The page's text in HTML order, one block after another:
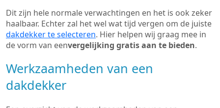
Dit zijn hele normale verwachtingen en het is ook zeker
haalbaar. Echter zal het wel wat tijd vergen om de juiste
dakdekker te selecteren. Hier helpen wij graag mee in
de vorm van eenvergelijking gratis aan te bieden.
Werkzaamheden van een
dakdekker